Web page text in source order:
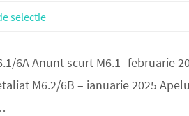
selectie
6A Anunt scurt M6.1- februarie
M6.2/6B – ianuarie 2025